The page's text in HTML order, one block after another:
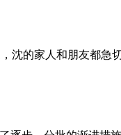
沈的家人和朋友都急